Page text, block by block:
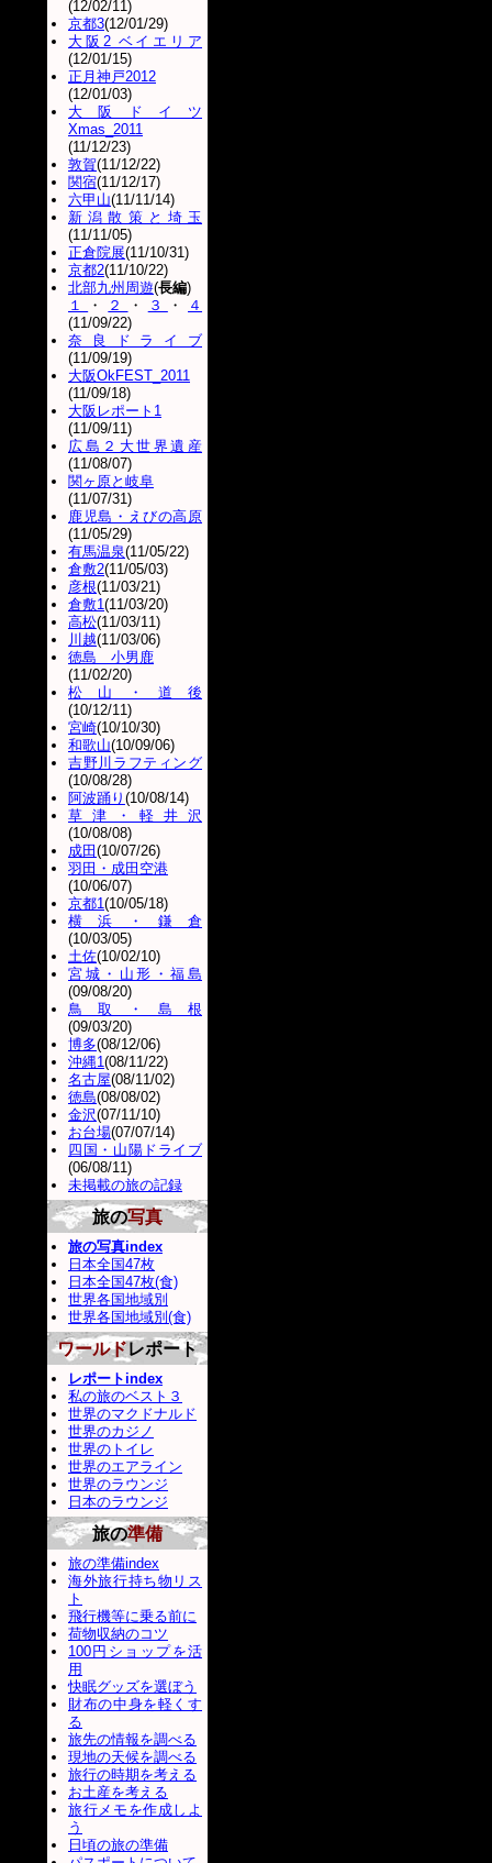
(12/02/11)
京都3(12/01/29)
大阪2 ベイエリア
(12/01/15)
正月神戸2012
(12/01/03)
大阪ドイツ
Xmas_2011
(11/12/23)
敦賀(11/12/22)
関宿(11/12/17)
六甲山(11/11/14)
新潟散策と埼玉
(11/11/05)
正倉院展(11/10/31)
京都2(11/10/22)
北部九州周遊(長編)
１
・ ２ ・ ３ ・
４
(11/09/22)
奈良ドライブ
(11/09/19)
大阪OkFEST_2011
(11/09/18)
大阪レポート1
(11/09/11)
広島２大世界遺産
(11/08/07)
関ヶ原と岐阜
(11/07/31)
鹿児島・えびの高原
(11/05/29)
有馬温泉(11/05/22)
倉敷2(11/05/03)
彦根(11/03/21)
倉敷1(11/03/20)
高松(11/03/11)
川越(11/03/06)
徳島 小男鹿
(11/02/20)
松山・道後
(10/12/11)
宮崎(10/10/30)
和歌山(10/09/06)
吉野川ラフティング
(10/08/28)
阿波踊り (10/08/14)
草津・軽井沢
(10/08/08)
成田 (10/07/26)
羽田・成田空港
(10/06/07)
京都1(10/05/18)
横浜・鎌倉
(10/03/05)
土佐(10/02/10)
宮城・山形・福島
(09/08/20)
鳥取・島根
(09/03/20)
博多(08/12/06)
沖縄1(08/11/22)
名古屋(08/11/02)
徳島(08/08/02)
金沢(07/11/10)
お台場(07/07/14)
四国・山陽ドライブ
(06/08/11)
未掲載の旅の記録
旅の写真
旅の写真index
日本全国47枚
日本全国47枚(食)
世界各国地域別
世界各国地域別(食)
ワールドレポート
レポートindex
私の旅のベスト３
世界のマクドナルド
世界のカジノ
世界のトイレ
世界のエアライン
世界のラウンジ
日本のラウンジ
旅の準備
旅の準備index
海外旅行持ち物リス
ト
飛行機等に乗る前に
荷物収納のコツ
100円ショップを活
用
快眠グッズを選ぼう
財布の中身を軽くす
る
旅先の情報を調べる
現地の天候を調べる
旅行の時期を考える
お土産を考える
旅行メモを作成しよ
う
日頃の旅の準備